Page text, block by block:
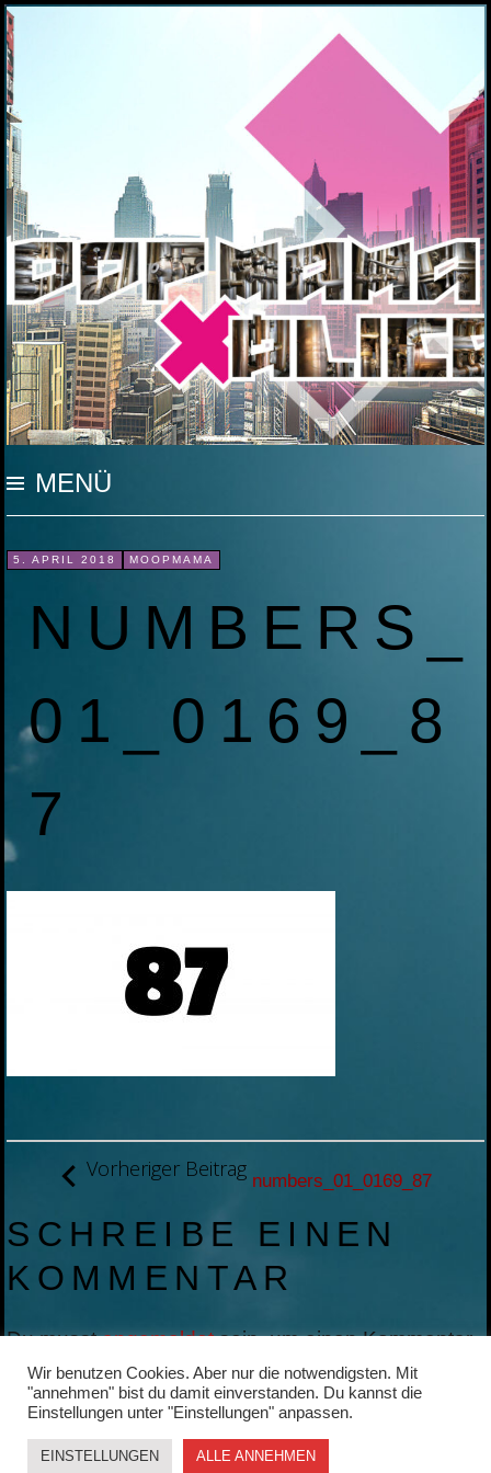
MOOP MAMA
MENÜ
INHALT
SPRINGEN
5. APRIL 2018 MOOPMAMA
NUMBERS_
01_0169_8
7
BEITRAGSNAVIGATION
Vorheriger Beitrag numbers_01_0169_87
SCHREIBE EINEN
KOMMENTAR
Du musstangemeldetsein, um einen Kommentar
abzugeben.
Wir benutzen Cookies. Aber nur die notwendigsten. Mit
"annehmen" bist du damit einverstanden. Du kannst die
Einstellungen unter "Einstellungen" anpassen.
EINSTELLUNGEN ALLE ANNEHMEN